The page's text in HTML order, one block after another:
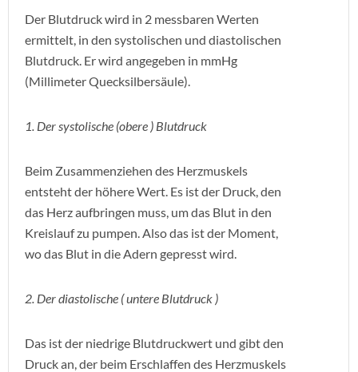
Der Blutdruck wird in 2 messbaren Werten
ermittelt, in den systolischen und diastolischen
Blutdruck. Er wird angegeben in mmHg
(Millimeter Quecksilbersäule).
1. Der systolische (obere ) Blutdruck
Beim Zusammenziehen des Herzmuskels
entsteht der höhere Wert. Es ist der Druck, den
das Herz aufbringen muss, um das Blut in den
Kreislauf zu pumpen. Also das ist der Moment,
wo das Blut in die Adern gepresst wird.
2. Der diastolische ( untere Blutdruck )
Das ist der niedrige Blutdruckwert und gibt den
Druck an, der beim Erschlaffen des Herzmuskels